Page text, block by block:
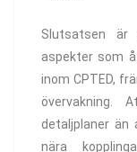
Slutsatsen
aspekter som
inom CPTED,
övervakning.
detaljplaner
nära